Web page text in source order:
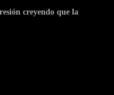
creyendo que la